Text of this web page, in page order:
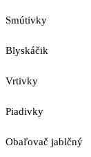
Smútivky
Blyskáčik
Vrtivky
Piadivky
Obaľovač jablčný